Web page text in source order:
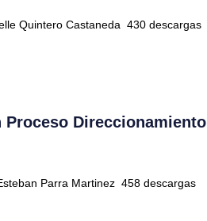
Quintero Castaneda 430 descargas
Proceso Direccionamiento
Parra Martinez 458 descargas